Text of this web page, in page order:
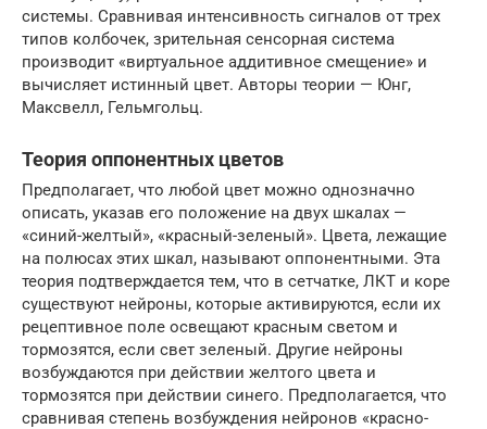
системы. Сравнивая интенсивность сигналов от трех
типов колбочек, зрительная сенсорная система
производит «виртуальное аддитивное смещение» и
вычисляет истинный цвет. Авторы теории — Юнг,
Максвелл, Гельмгольц.
Теория оппонентных цветов
Предполагает, что любой цвет можно однозначно
описать, указав его положение на двух шкалах —
«синий-желтый», «красный-зеленый». Цвета, лежащие
на полюсах этих шкал, называют оппонентными. Эта
теория подтверждается тем, что в сетчатке, ЛКТ и коре
существуют нейроны, которые активируются, если их
рецептивное поле освещают красным светом и
тормозятся, если свет зеленый. Другие нейроны
возбуждаются при действии желтого цвета и
тормозятся при действии синего. Предполагается, что
сравнивая степень возбуждения нейронов «красно-